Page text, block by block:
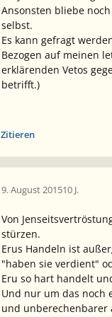
Ansonsten bliebe
selbst.
Es kann gefragt
Bezogen auf meinen
erklärenden Vetos
betrifft.)
Zitieren
9. August 201510 J.
Von
stürzen.
Erus Handeln ist
"haben sie verdient"
Eru so hart handelt
Und nur um das noch
und unberechenbarer